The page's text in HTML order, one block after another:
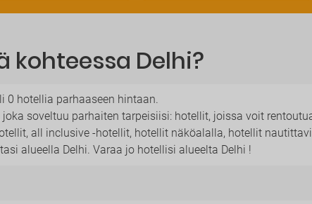
kohteessa Delhi?
0 hotellia parhaaseen hintaan.
soveltuu parhaiten tarpeisiisi: hotellit, joissa voit
all inclusive -hotellit, hotellit näköalalla, hotellit
alueella Delhi. Varaa jo hotellisi alueelta Delhi !